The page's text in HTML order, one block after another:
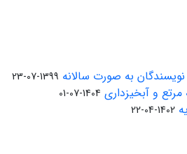
به صورت سالانه 1399-07-23
و آبخیزداری 1404-07-01
1402-04-22